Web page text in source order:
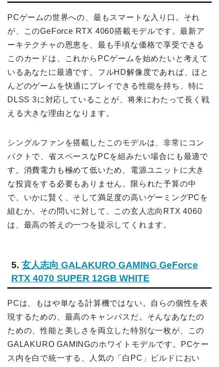
PCゲームの世界への、最もスマートな入り口。それ
が、このGeForce RTX 4060搭載モデルです。最新ア
ーキテクチャの恩恵を、最も手頃な価格で享受できる
このカードは、これからPCゲームを始めたいと考えて
いるあなたに最適です。フルHD解像度であれば、ほと
んどのゲームを快適にプレイできる性能を持ち、特に
DLSS 3に対応していることが、将来にわたって長く戦
える大きな理由となります。
シングルファンを搭載したこのモデルは、非常にコン
パクトで、省スペースなPCを組みたい場合にも最適で
す。消費電力も極めて低いため、電源ユニットに大き
な投資をする必要もありません。限られた予算の中
で、いかに賢く、そして満足度の高いゲーミングPCを
組むか。その問いに対して、この玄人志向RTX 4060
は、最高の答えの一つを提示してくれます。
5. 玄人志向 GALAKURO GAMING GeForce
RTX 4070 SUPER 12GB WHITE
PCは、もはや単なる計算機ではない。自らの個性を表
現するための、最高のキャンバスだ。そんなあなたの
ための、性能と美しさを両立した特別な一枚が、この
GALAKURO GAMINGのホワイトモデルです。PCケー
ス内を白で統一する、人気の「白PC」ビルドにおい